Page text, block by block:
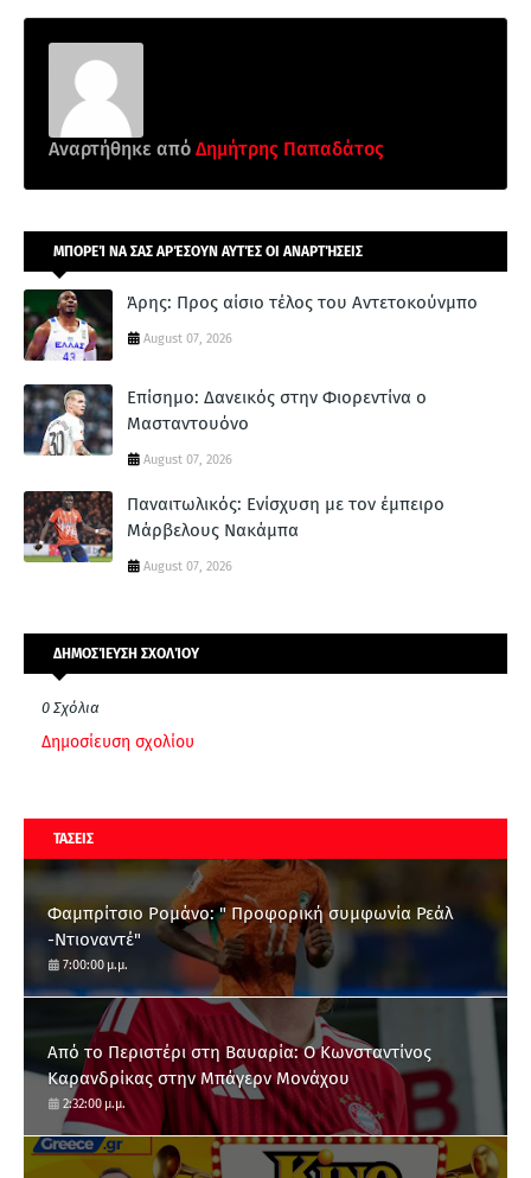
Αναρτήθηκε από Δημήτρης Παπαδάτος
ΜΠΟΡΕΊ ΝΑ ΣΑΣ ΑΡΈΣΟΥΝ ΑΥΤΈΣ ΟΙ ΑΝΑΡΤΉΣΕΙΣ
Άρης: Προς αίσιο τέλος του Αντετοκούνμπο
August 07, 2026
Επίσημο: Δανεικός στην Φιορεντίνα ο
Μασταντουόνο
August 07, 2026
Παναιτωλικός: Ενίσχυση με τον έμπειρο
Μάρβελους Νακάμπα
August 07, 2026
ΔΗΜΟΣΊΕΥΣΗ ΣΧΟΛΊΟΥ
0 Σχόλια
Δημοσίευση σχολίου
ΤΑΣΕΙΣ
Φαμπρίτσιο Ρομάνο: " Προφορική συμφωνία Ρεάλ
-Ντιοναντέ"
7:00:00 μ.μ.
Από το Περιστέρι στη Βαυαρία: O Κωνσταντίνος
Καρανδρίκας στην Μπάγερν Μονάχου
2:32:00 μ.μ.